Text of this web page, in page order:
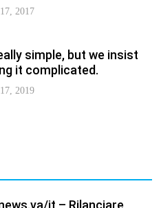
2017
simple, but we insist
it complicated.
2019
it – Rilanciare